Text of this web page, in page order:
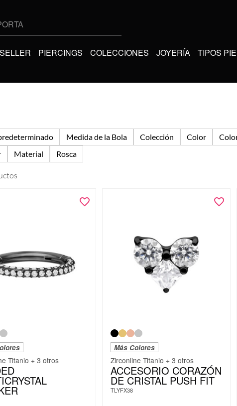
PIERCINGS COLECCIONES JOYERÍA TIPOS
Medida de la Bola Colección Color
Material Rosca
Titanio + 3 otros
Más Colores
Zirconline Titanio + 3 otros
ACCESORIO CORAZÓN
DE CRISTAL PUSH FIT
TLYFX38